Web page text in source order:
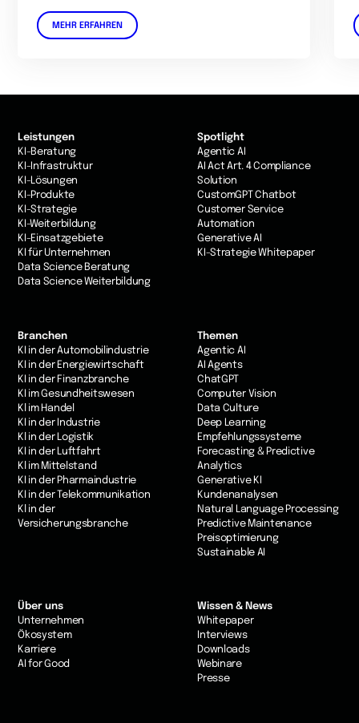
MEHR ERFAHREN
Leistungen
KI-Beratung
KI-Infrastruktur
KI-Lösungen
KI-Produkte
KI-Strategie
KI-Weiterbildung
KI-Einsatzgebiete
KI für Unternehmen
Data Science Beratung
Data Science Weiterbildung
Branchen
KI in der Automobilindustrie
KI in der Energiewirtschaft
KI in der Finanzbranche
KI im Gesundheitswesen
Kl im Handel
KI in der Industrie
Kl in der Logistik
KI in der Luftfahrt
Kl im Mittelstand
KI in der Pharmaindustrie
KI in der Telekommunikation
Kl in der
Versicherungsbranche
Themen
Agentic AI
AI Agents
ChatGPT
Computer Vision
Data Culture
Deep Learning
Empfehlungssysteme
Forecasting & Predictive
Analytics
Generative KI
Kundenanalysen
Natural Language Processing
Predictive Maintenance
Preisoptimierung
Sustainable AI
Spotlight
Agentic AI
AI Act Art. 4 Compliance
Solution
CustomGPT Chatbot
Customer Service
Automation
Generative AI
KI-Strategie Whitepaper
Über uns
Unternehmen
Ökosystem
Karriere
AI for Good
Wissen & News
Whitepaper
Interviews
Downloads
Webinare
Presse